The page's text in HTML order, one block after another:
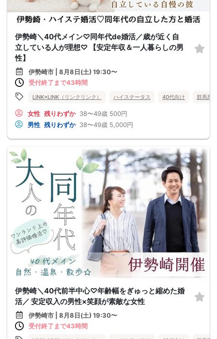
伊勢崎＼40代メイン♡同年代de婚活／歳が近く自
立している人が理想♡ 【安定年収＆一人暮らしの男
性】
伊勢崎市 | 8月8日(土) 19:30〜
受付終了まで43時間
LINK×LINK（リンクリンク） ハイステータス 40代向け 群馬県
女性 残りわずか 38〜49歳 500円
男性 残りわずか 38〜49歳 5,000円
伊勢崎＼40代前半中心♡年齢幅をぎゅっと縮めた婚
活／ 安定収入の男性×笑顔が素敵な女性
伊勢崎市 | 8月8日(土) 19:30〜
受付終了まで43時間